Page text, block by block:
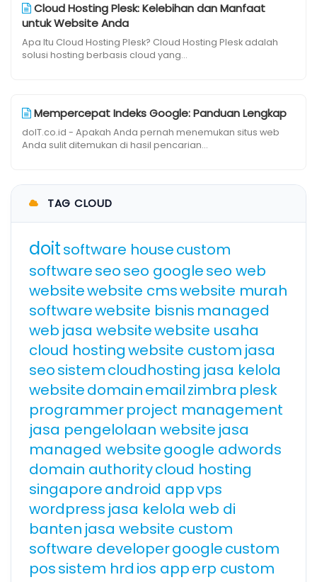
Cloud Hosting Plesk: Kelebihan dan Manfaat
untuk Website Anda
Apa Itu Cloud Hosting Plesk? Cloud Hosting Plesk adalah
solusi hosting berbasis cloud yang...
Mempercepat Indeks Google: Panduan Lengkap
doIT.co.id - Apakah Anda pernah menemukan situs web
Anda sulit ditemukan di hasil pencarian...
TAG CLOUD
doitsoftware housecustom
softwareseoseo googleseo web
websitewebsite cmswebsite murah
softwarewebsite bisnis managed
web jasa websitewebsite usaha
cloud hostingwebsite custom jasa
seosistemcloudhosting jasa kelola
websitedomainemailzimbra plesk
programmerproject management
jasa pengelolaan website jasa
managed websitegoogle adwords
domain authoritycloud hosting
singaporeandroid appvps
wordpress jasa kelola web di
banten jasa website custom
software developergooglecustom
possistem hrd ios apperp custom